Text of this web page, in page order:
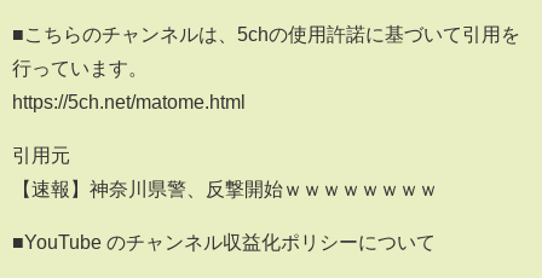
■こちらのチャンネルは、5chの使用許諾に基づいて引用を
行っています。
https://5ch.net/matome.html
引用元
【速報】神奈川県警、反撃開始ｗｗｗｗｗｗｗｗ
■YouTube のチャンネル収益化ポリシーについて